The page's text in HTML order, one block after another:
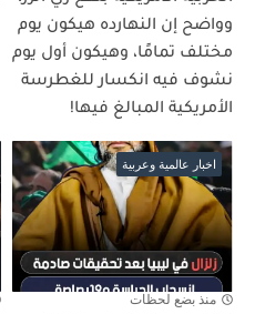
وواضح إن النهارده هيكون يوم
مختلف تمامًا، وهيكون أول يوم
نشوف فيه انكسار للغطرسة
الأمريكية المبالغ فيها!
اخبار عالمية وعربية
منذ بضع لحظات